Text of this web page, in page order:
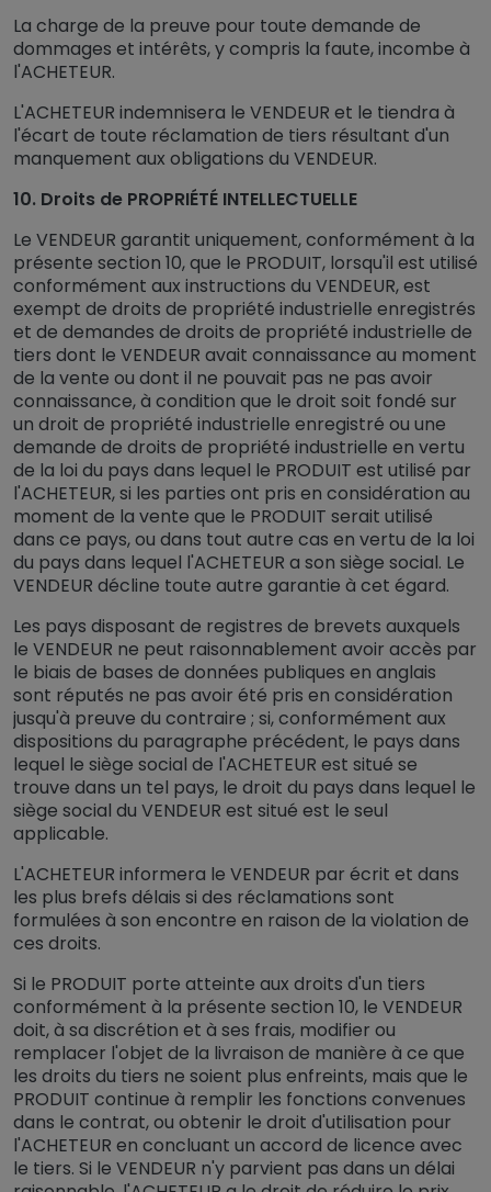
La charge de la preuve pour toute demande de
dommages et intérêts, y compris la faute, incombe à
l'ACHETEUR.
L'ACHETEUR indemnisera le VENDEUR et le tiendra à
l'écart de toute réclamation de tiers résultant d'un
manquement aux obligations du VENDEUR.
10. Droits de PROPRIÉTÉ INTELLECTUELLE
Le VENDEUR garantit uniquement, conformément à la
présente section 10, que le PRODUIT, lorsqu'il est utilisé
conformément aux instructions du VENDEUR, est
exempt de droits de propriété industrielle enregistrés
et de demandes de droits de propriété industrielle de
tiers dont le VENDEUR avait connaissance au moment
de la vente ou dont il ne pouvait pas ne pas avoir
connaissance, à condition que le droit soit fondé sur
un droit de propriété industrielle enregistré ou une
demande de droits de propriété industrielle en vertu
de la loi du pays dans lequel le PRODUIT est utilisé par
l'ACHETEUR, si les parties ont pris en considération au
moment de la vente que le PRODUIT serait utilisé
dans ce pays, ou dans tout autre cas en vertu de la loi
du pays dans lequel l'ACHETEUR a son siège social. Le
VENDEUR décline toute autre garantie à cet égard.
Les pays disposant de registres de brevets auxquels
le VENDEUR ne peut raisonnablement avoir accès par
le biais de bases de données publiques en anglais
sont réputés ne pas avoir été pris en considération
jusqu'à preuve du contraire ; si, conformément aux
dispositions du paragraphe précédent, le pays dans
lequel le siège social de l'ACHETEUR est situé se
trouve dans un tel pays, le droit du pays dans lequel le
siège social du VENDEUR est situé est le seul
applicable.
L'ACHETEUR informera le VENDEUR par écrit et dans
les plus brefs délais si des réclamations sont
formulées à son encontre en raison de la violation de
ces droits.
Si le PRODUIT porte atteinte aux droits d'un tiers
conformément à la présente section 10, le VENDEUR
doit, à sa discrétion et à ses frais, modifier ou
remplacer l'objet de la livraison de manière à ce que
les droits du tiers ne soient plus enfreints, mais que le
PRODUIT continue à remplir les fonctions convenues
dans le contrat, ou obtenir le droit d'utilisation pour
l'ACHETEUR en concluant un accord de licence avec
le tiers. Si le VENDEUR n'y parvient pas dans un délai